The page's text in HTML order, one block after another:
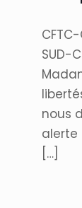
SUD-
nous
alerte
[…]